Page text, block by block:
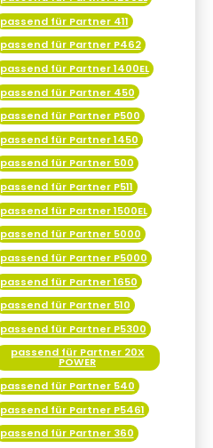
passend für Partner 411
passend für Partner P462
passend für Partner 1400EL
passend für Partner 450
passend für Partner P500
passend für Partner 1450
passend für Partner 500
passend für Partner P511
passend für Partner 1500EL
passend für Partner 5000
passend für Partner P5000
passend für Partner 1650
passend für Partner 510
passend für Partner P5300
passend für Partner 20X
POWER
passend für Partner 540
passend für Partner P5461
passend für Partner 360